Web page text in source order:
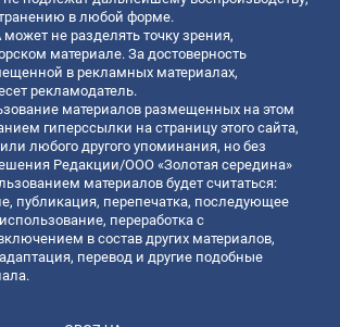
в любой форме.
может не разделять точку зрения,
материале. За достоверность
в рекламных материалах,
рекламодатель.
материалов размещенных на этом
гиперссылки на страницу этого сайта,
или любого другого упоминания, но без
Редакции/ООО «Золотая середина»
материалов будет считаться:
публикация, перепечатка, последующее
переработка с
в состав других материалов,
перевод и другие подобные